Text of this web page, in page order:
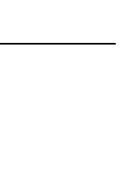
к культурному